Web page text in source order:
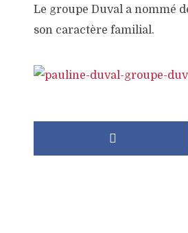
Le groupe Duval a nommé
son caractère familial.